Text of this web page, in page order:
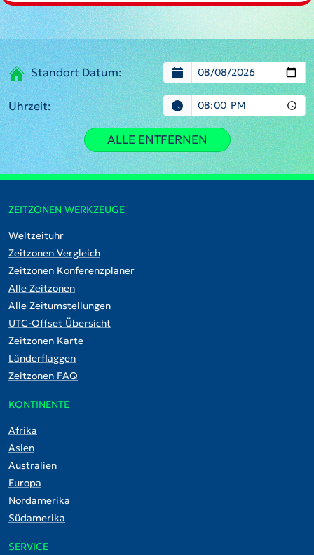
Standort Datum:
Uhrzeit:
ALLE ENTFERNEN
ZEITZONEN WERKZEUGE
Weltzeituhr
Zeitzonen Vergleich
Zeitzonen Konferenzplaner
Alle Zeitzonen
Alle Zeitumstellungen
UTC-Offset Übersicht
Zeitzonen Karte
Länderflaggen
Zeitzonen FAQ
KONTINENTE
Afrika
Asien
Australien
Europa
Nordamerika
Südamerika
SERVICE